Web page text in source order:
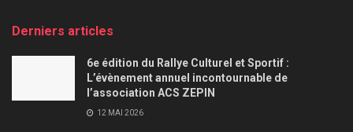
Derniers articles
6e édition du Rallye Culturel et Sportif :
L’évènement annuel incontournable de
l’association ACS ZEPIN
12 MAI 2026